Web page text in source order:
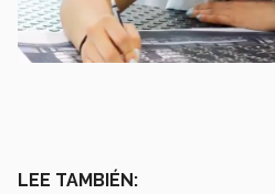
LEE TAMBIÉN: